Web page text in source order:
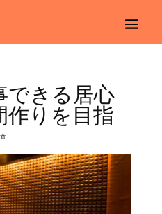
できる居心
作りを目指